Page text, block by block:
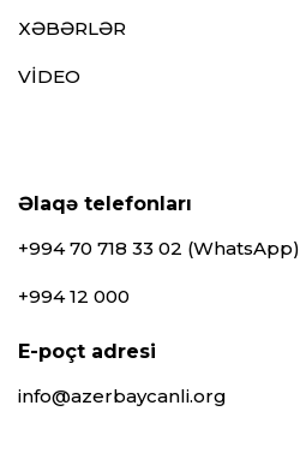
XƏBƏRLƏR
VİDEO
Əlaqə telefonları
+994 70 718 33 02 (WhatsApp)
+994 12 000
E-poçt adresi
info@azerbaycanli.org